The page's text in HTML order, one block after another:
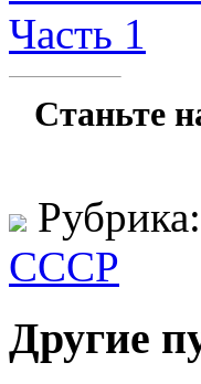
Часть 1
Станьте
Рубрика:
СССР
Другие